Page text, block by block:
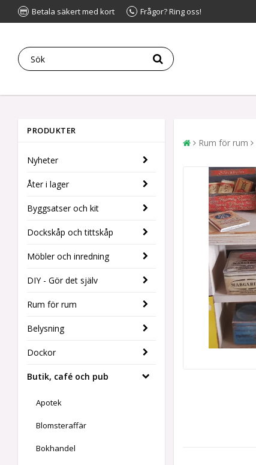
Betala säkert med kort Frågor? Ring oss!
PRODUKTER
Nyheter
Åter i lager
Byggsatser och kit
Dockskåp och tittskåp
Möbler och inredning
DIY - Gör det själv
Rum för rum
Belysning
Dockor
Butik, café och pub
Apotek
Blomsteraffär
Bokhandel
Rum för rum